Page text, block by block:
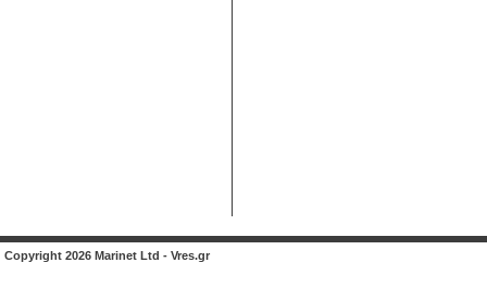
Copyright 2026 Marinet Ltd - Vres.gr